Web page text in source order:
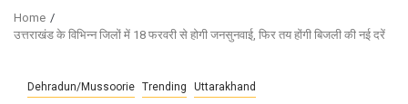
Home
उत्तराखंड के विभिन्न जिलों में 18 फरवरी से होगी जनसुनवाई, फिर तय होंगी बिजली की नई दरें
Dehradun/Mussoorie Trending Uttarakhand